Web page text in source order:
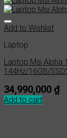
Add to Wishlist
Laptop
Laptop Msi Alpha
144Hz/16GB/
34,990,000 ₫
Add to cart